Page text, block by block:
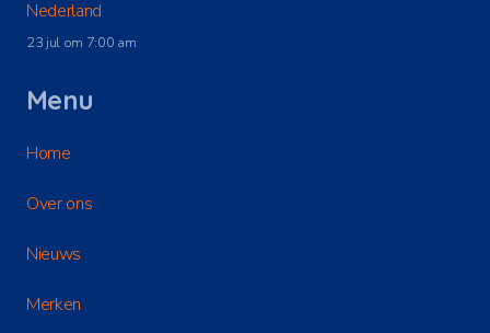
Nederland
23 jul om 7:00 am
Menu
Home
Over ons
Nieuws
Merken